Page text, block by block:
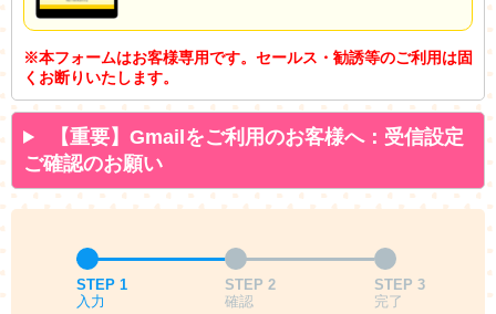
※本フォームはお客様専用です。セールス・勧誘等のご利用は固
くお断りいたします。
【重要】Gmailをご利用のお客様へ：受信設定
ご確認のお願い
STEP 1
入力
STEP 2
確認
STEP 3
完了